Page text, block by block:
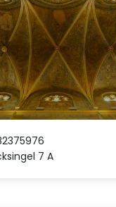
7 A